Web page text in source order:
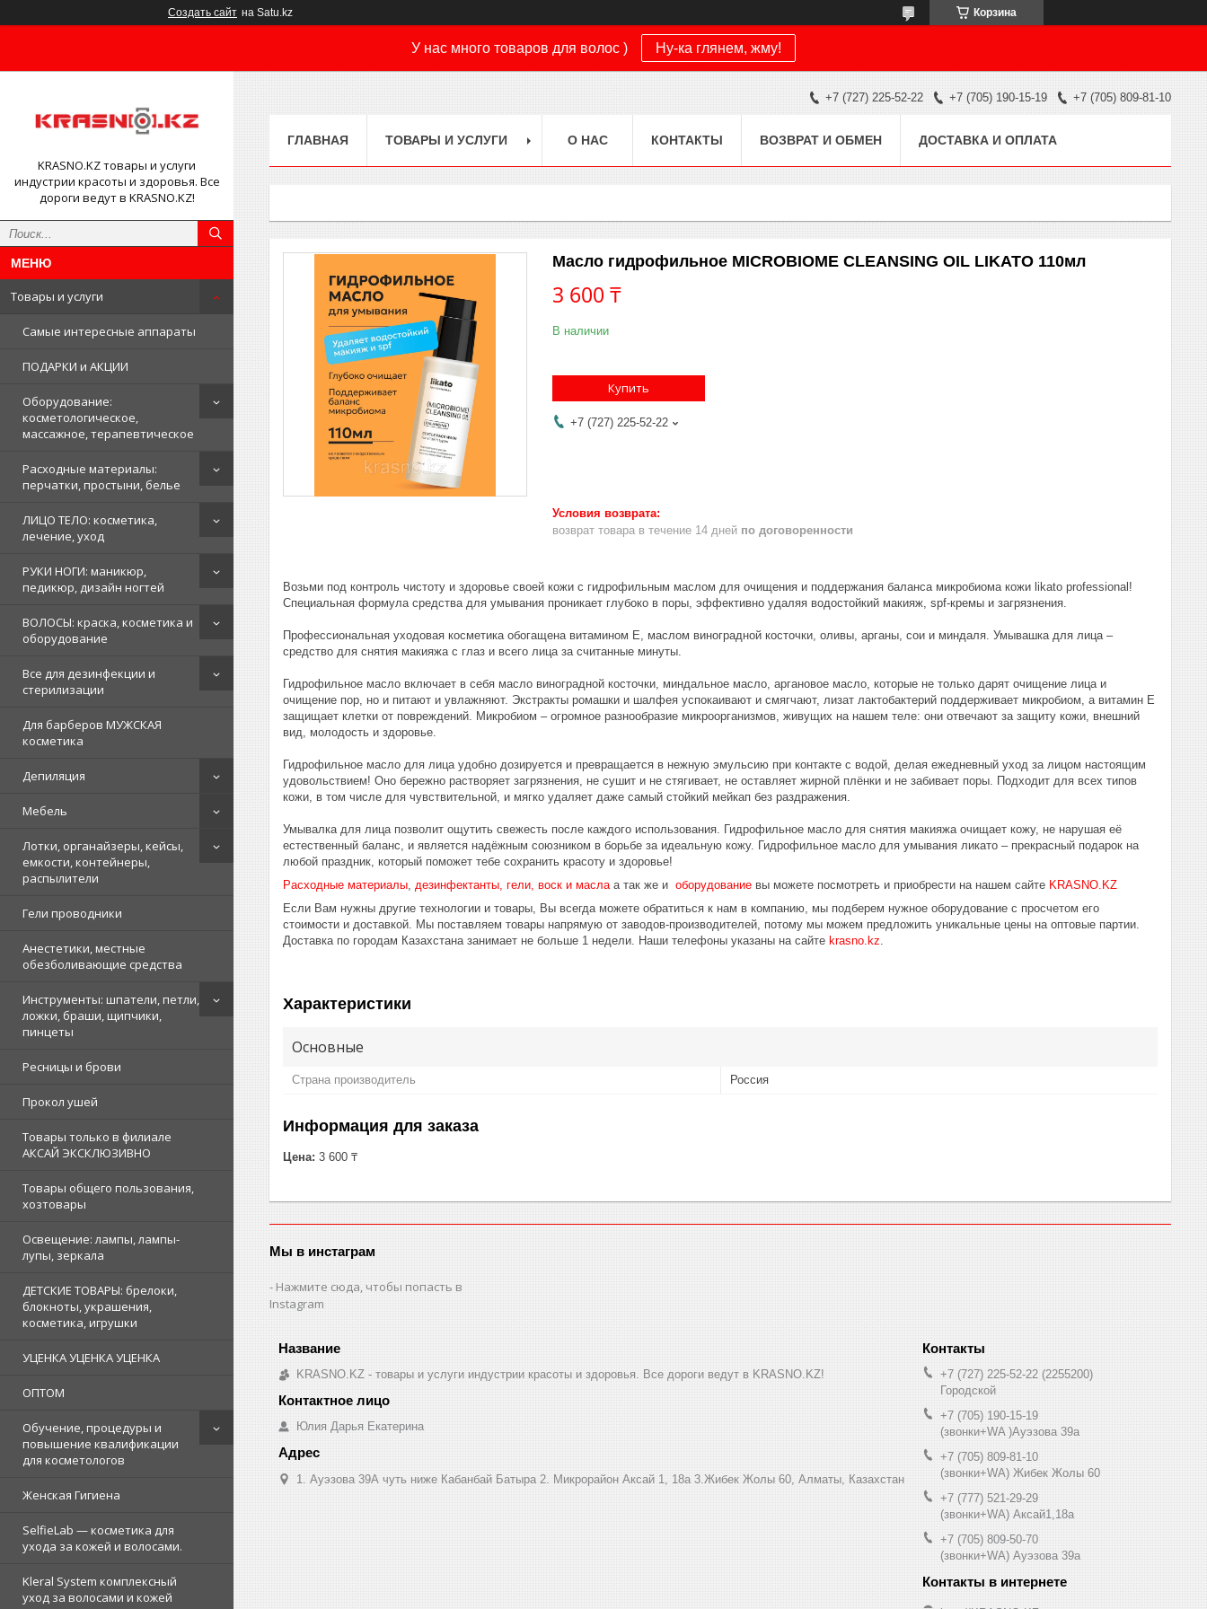
Создать сайт на Satu.kz Корзина
У нас много товаров для волос ) Ну-ка глянем, жму!
KRASNO.KZ товары и услуги
индустрии красоты и здоровья. Все
дороги ведут в KRASNO.KZ!
Товары и услуги
Самые интересные аппараты
ПОДАРКИ и АКЦИИ
Оборудование:
косметологическое,
массажное, терапевтическое
Расходные материалы:
перчатки, простыни, белье
ЛИЦО ТЕЛО: косметика,
лечение, уход
РУКИ НОГИ: маникюр,
педикюр, дизайн ногтей
ВОЛОСЫ: краска, косметика и
оборудование
Все для дезинфекции и
стерилизации
Для барберов МУЖСКАЯ
косметика
Депиляция
Мебель
Лотки, органайзеры, кейсы,
емкости, контейнеры,
распылители
Гели проводники
Анестетики, местные
обезболивающие средства
Инструменты: шпатели, петли,
ложки, браши, щипчики,
пинцеты
Ресницы и брови
Прокол ушей
Товары только в филиале
АКСАЙ ЭКСКЛЮЗИВНО
Товары общего пользования,
хозтовары
Освещение: лампы, лампы-
лупы, зеркала
ДЕТСКИЕ ТОВАРЫ: брелоки,
блокноты, украшения,
косметика, игрушки
УЦЕНКА УЦЕНКА УЦЕНКА
ОПТОМ
Обучение, процедуры и
повышение квалификации
для косметологов
Женская Гигиена
SelfieLab — косметика для
ухода за кожей и волосами.
Kleral System комплексный
уход за волосами и кожей
+7 (727) 225-52-22 +7 (705) 190-15-19 +7 (705) 809-81-10
ГЛАВНАЯ ТОВАРЫ И УСЛУГИ О НАС КОНТАКТЫ ВОЗВРАТ И ОБМЕН ДОСТАВКА И ОПЛАТА
Масло гидрофильное MICROBIOME CLEANSING OIL LIKATO 110мл
3 600 ₸
В наличии
Купить
+7 (727) 225-52-22
возврат товара в течение 14 дней по договоренности
Возьми под контроль чистоту и здоровье своей кожи с гидрофильным маслом для очищения и поддержания баланса микробиома кожи likato professional!
Специальная формула средства для умывания проникает глубоко в поры, эффективно удаляя водостойкий макияж, spf-кремы и загрязнения.
Профессиональная уходовая косметика обогащена витамином Е, маслом виноградной косточки, оливы, арганы, сои и миндаля. Умывашка для лица –
средство для снятия макияжа с глаз и всего лица за считанные минуты.
Гидрофильное масло включает в себя масло виноградной косточки, миндальное масло, аргановое масло, которые не только дарят очищение лица и
очищение пор, но и питают и увлажняют. Экстракты ромашки и шалфея успокаивают и смягчают, лизат лактобактерий поддерживает микробиом, а витамин Е
защищает клетки от повреждений. Микробиом – огромное разнообразие микроорганизмов, живущих на нашем теле: они отвечают за защиту кожи, внешний
вид, молодость и здоровье.
Гидрофильное масло для лица удобно дозируется и превращается в нежную эмульсию при контакте с водой, делая ежедневный уход за лицом настоящим
удовольствием! Оно бережно растворяет загрязнения, не сушит и не стягивает, не оставляет жирной плёнки и не забивает поры. Подходит для всех типов
кожи, в том числе для чувствительной, и мягко удаляет даже самый стойкий мейкап без раздражения.
Умывалка для лица позволит ощутить свежесть после каждого использования. Гидрофильное масло для снятия макияжа очищает кожу, не нарушая её
естественный баланс, и является надёжным союзником в борьбе за идеальную кожу. Гидрофильное масло для умывания ликато – прекрасный подарок на
любой праздник, который поможет тебе сохранить красоту и здоровье!
Расходные материалы дезинфектанты, гели, воск и масла а так же и оборудование вы можете посмотреть и приобрести на нашем сайте KRASNO.KZ
Если Вам нужны другие технологии и товары, Вы всегда можете обратиться к нам в компанию, мы подберем нужное оборудование с просчетом его
стоимости и доставкой. Мы поставляем товары напрямую от заводов-производителей, потому мы можем предложить уникальные цены на оптовые партии.
Доставка по городам Казахстана занимает не больше 1 недели. Наши телефоны указаны на сайте krasno.kz
Характеристики
Основные
Страна производитель Россия
Информация для заказа
Цена: 3 600 ₸
Мы в инстаграм
Нажмите сюда, чтобы попасть в
Instagram
KRASNO.KZ - товары и услуги индустрии красоты и здоровья. Все дороги ведут в KRASNO.KZ!
Юлия Дарья Екатерина
1. Ауэзова 39А чуть ниже Кабанбай Батыра ㅤㅤㅤㅤㅤㅤㅤㅤㅤㅤㅤㅤㅤㅤ2. ​Микрорайон Аксай 1, 18а 3.Жибек Жолы 60, Алматы, Казахстан
+7 (727) 225-52-22 2255200
Городской
+7 (705) 190-15-19
(звонки+WA )Ауэзова 39а
+7 (705) 809-81-10
(звонки+WA) Жибек Жолы 60
+7 (777) 521-29-29
(звонки+WA) Аксай1,18а
+7 (705) 809-50-70
(звонки+WA) Ауэзова 39а